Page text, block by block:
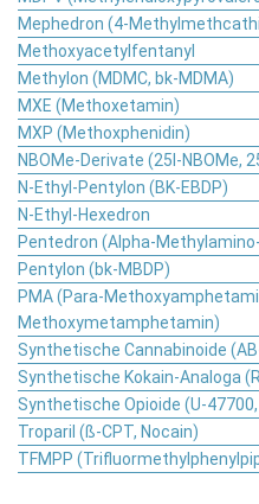
Mephedron (4-
Methoxyacetylfentanyl
Methylon (MDMC, bk-MDMA)
MXE (Methoxetamin)
MXP (Methoxphenidin)
NBOMe-Derivate (25I-NBOMe,
N-Ethyl-Pentylon (BK-EBDP)
N-Ethyl-Hexedron
Pentedron (Alpha-
Pentylon (bk-MBDP)
PMA (Para-
Methoxymetamphetamin)
Synthetische Cannabinoide (AB-
Synthetische Kokain-Analoga
Synthetische Opioide (U-
Troparil (ß-CPT, Nocain)
TFMPP